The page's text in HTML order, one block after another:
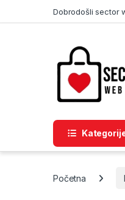
Dobrodošli sector
Početna